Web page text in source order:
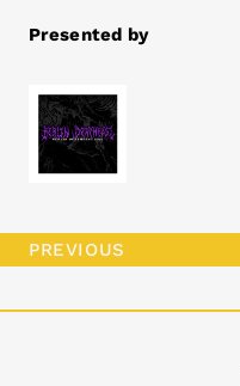
Presented by
PREVIOUS